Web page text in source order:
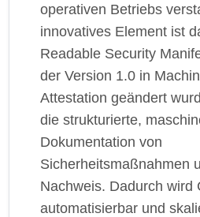
operativen Betriebs
innovatives Element ist
Readable Security
der Version 1.0 in
Attestation geändert
die strukturierte,
Dokumentation von
Sicherheitsmaßnahmen
Nachweis. Dadurch wird
automatisierbar und